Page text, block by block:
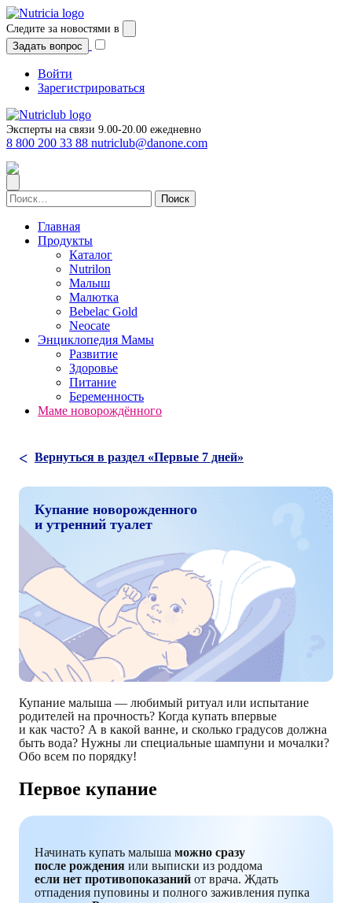
Следите за новостями в
Задать вопрос
Войти
Зарегистрироваться
Эксперты на связи 9.00-20.00 ежедневно
8 800 200 33 88 nutriclub@danone.com
Найти:
Главная
Продукты
Каталог
Nutrilon
Малыш
Малютка
Bebelac Gold
Neocate
Энциклопедия Мамы
Развитие
Здоровье
Питание
Беременность
Маме новорождённого
Вернуться в раздел «Первые 7 дней»
Купание новорожденного
и утренний туалет
Купание малыша — любимый ритуал или испытание
родителей на прочность? Когда купать впервые
и как часто? А в какой ванне, и сколько градусов должна
быть вода? Нужны ли специальные шампуни и мочалки?
Обо всем по порядку!
Первое купание
Начинать купать малыша можно сразу
после рождения или выписки из роддома
если нет противопоказаний от врача. Ждать
отпадения пуповины и полного заживления пупка